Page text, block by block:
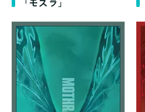
「モスラ」